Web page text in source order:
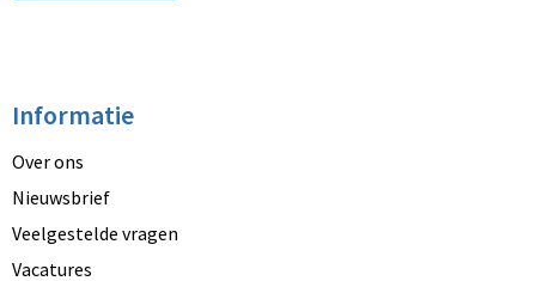
Informatie
Over ons
Nieuwsbrief
Veelgestelde vragen
Vacatures